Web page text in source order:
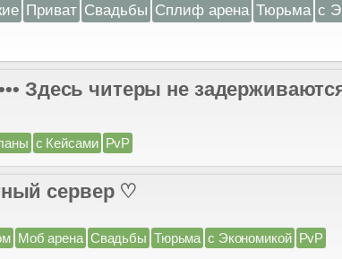
Приват Свадьбы Сплиф арена Тюрьма с
Здесь читеры не задерживаются
с Кейсами PvP
сервер ♡
Моб арена Свадьбы Тюрьма с Экономикой PvP